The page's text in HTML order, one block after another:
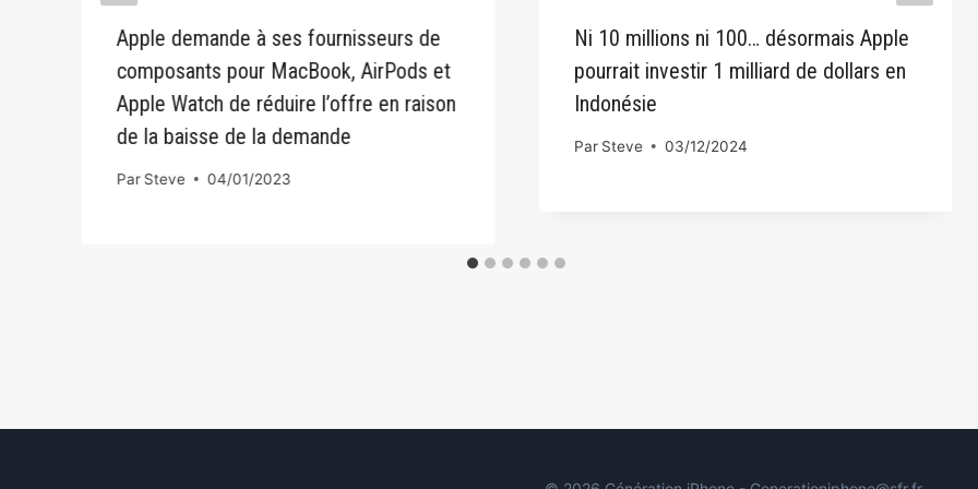
Apple demande à ses fournisseurs de
composants pour MacBook, AirPods et
Apple Watch de réduire l’offre en raison
de la baisse de la demande
ParSteve 04/01/2023
Ni 10 millions ni 100… désormais Apple
pourrait investir 1 milliard de dollars en
Indonésie
Par Steve 03/12/2024